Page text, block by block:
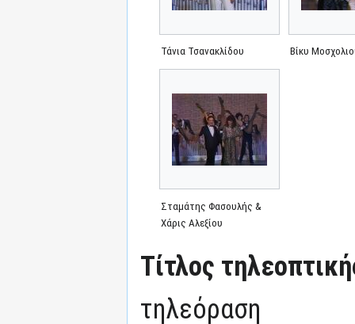
Τάνια Τσανακλίδου Βίκυ
Σταμάτης Φασουλής &
Χάρις Αλεξίου
Τίτλος
τηλεόραση